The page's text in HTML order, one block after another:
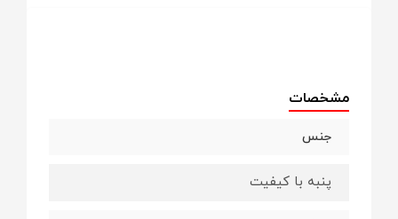
مشخصات
جنس
پنبه با کیفیت